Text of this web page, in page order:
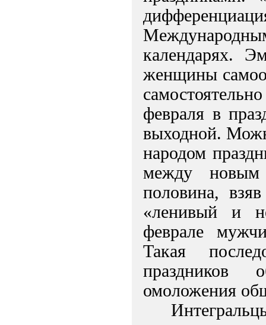
календарях.
женщины
февраля в
выходной.
народом
между
половина,
«ленивый и
феврале
Такая
праздников
омоложения